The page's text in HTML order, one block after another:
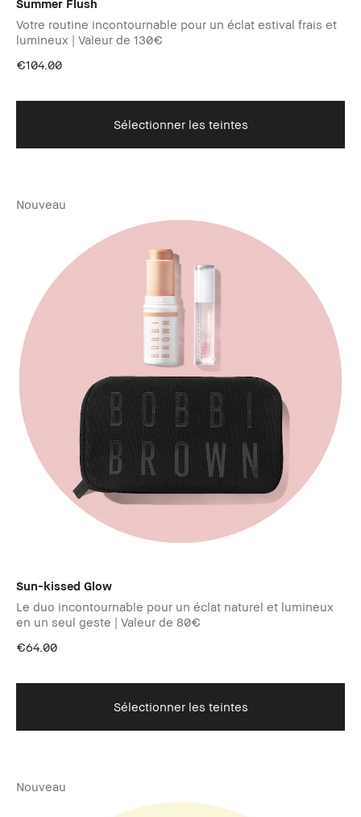
Votre routine incontournable pour un éclat estival frais et
lumineux | Valeur de 130€
€104.00
Sélectionner les teintes
Nouveau
Sun-kissed Glow
Le duo incontournable pour un éclat naturel et lumineux
en un seul geste | Valeur de 80€
€64.00
Sélectionner les teintes
Nouveau